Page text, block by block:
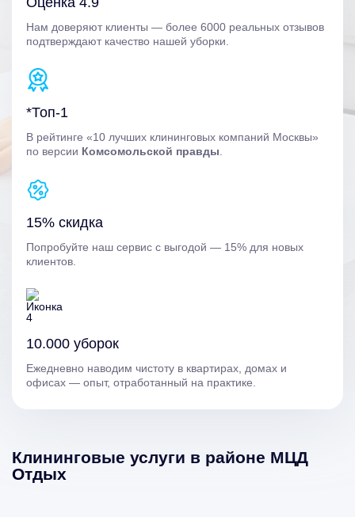
Нам доверяют клиенты — более 6000 реальных отзывов
подтверждают качество нашей уборки.
*Топ-1
В рейтинге «10 лучших клининговых компаний Москвы»
по версии Комсомольской правды
15% скидка
Попробуйте наш сервис с выгодой — 15% для новых
клиентов.
10.000 уборок
Ежедневно наводим чистоту в квартирах, домах и
офисах — опыт, отработанный на практике.
Клининговые услуги в районе МЦД
Отдых